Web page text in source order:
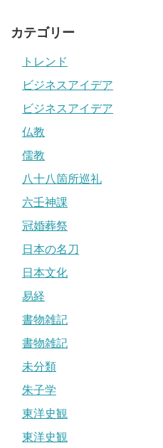
カテゴリー
トレンド
ビジネスアイデア
ビジネスアイデア
仏教
儒教
八十八箇所巡礼
六壬神課
冠婚葬祭
日本の名刀
日本文化
易経
書物雑記
書物雑記
未分類
朱子学
東洋史観
東洋史観